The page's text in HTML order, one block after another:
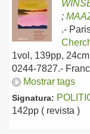
;
.-
1vol, 139pp,
0244-7827.-
Mostrar tags
Signatura:
142pp ( revista )